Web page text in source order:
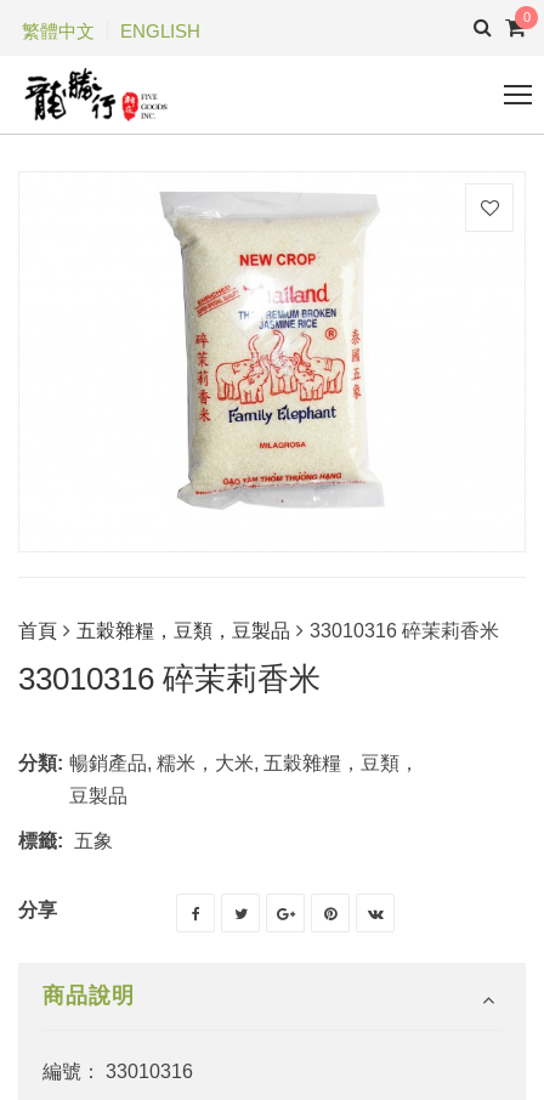
繁體中文 ENGLISH
0
首頁 五穀雜糧，豆類，豆製品 33010316 碎茉莉香米
33010316 碎茉莉香米
分類: 暢銷產品, 糯米，大米, 五穀雜糧，豆類，
豆製品
標籤: 五象
分享
商品說明
編號： 33010316